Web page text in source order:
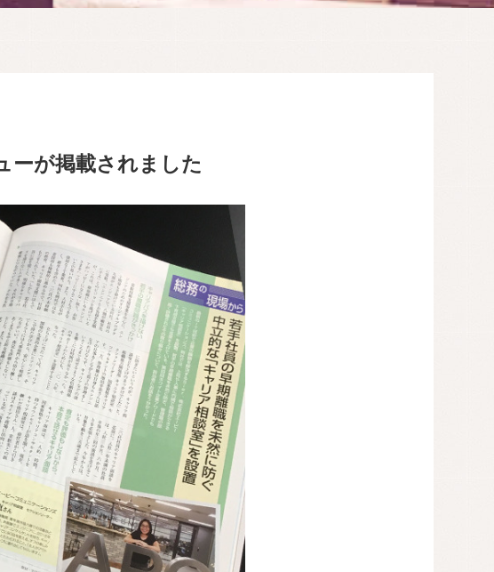
ーが掲載されました